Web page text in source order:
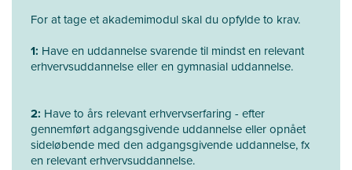
For at tage et akademimodul skal du opfylde to krav.
1: Have en uddannelse svarende til mindst en relevant
erhvervsuddannelse eller en gymnasial uddannelse.
2: Have to års relevant erhvervserfaring - efter
gennemført adgangsgivende uddannelse eller opnået
sideløbende med den adgangsgivende uddannelse, fx
en relevant erhvervsuddannelse.